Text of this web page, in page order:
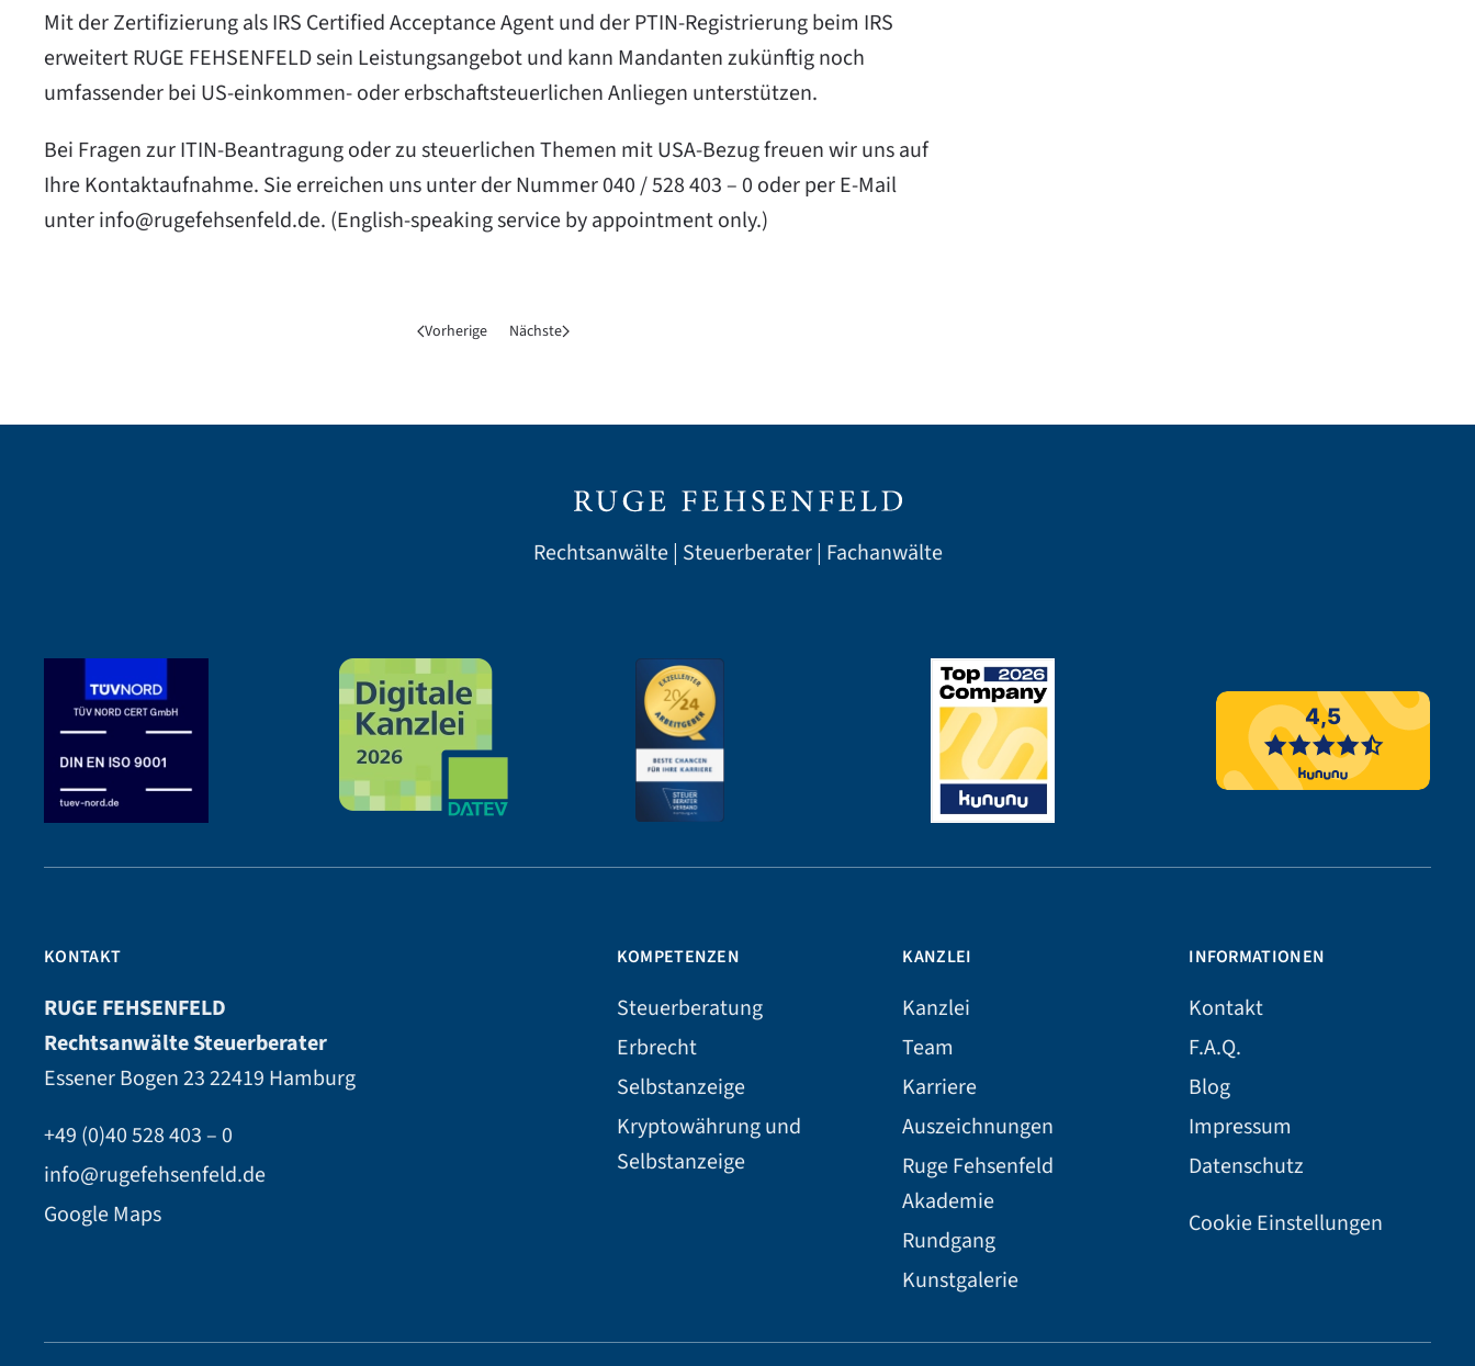
Mit der Zertifizierung als IRS Certified Acceptance Agent und der PTIN-Registrierung beim IRS
erweitert RUGE FEHSENFELD sein Leistungsangebot und kann Mandanten zukünftig noch
umfassender bei US-einkommen- oder erbschaftsteuerlichen Anliegen unterstützen.
Bei Fragen zur ITIN-Beantragung oder zu steuerlichen Themen mit USA-Bezug freuen wir uns auf
Ihre Kontaktaufnahme. Sie erreichen uns unter der Nummer 040 / 528 403 – 0 oder per E-Mail
unterinfo@rugefehsenfeld.de. (English-speaking service by appointment only.)
Vorherige Nächste
Rechtsanwälte | Steuerberater | Fachanwälte
KONTAKT
RUGE FEHSENFELD
Rechtsanwälte Steuerberater
Essener Bogen 2322419 Hamburg
+49 (0)40 528 403 – 0
info@rugefehsenfeld.de
Google Maps
KOMPETENZEN
Steuerberatung
Erbrecht
Selbstanzeige
Kryptowährung und
Selbstanzeige
KANZLEI
Kanzlei
Team
Karriere
Auszeichnungen
Ruge Fehsenfeld
Akademie
Rundgang
Kunstgalerie
INFORMATIONEN
Kontakt
F.A.Q.
Blog
Impressum
Datenschutz
Cookie Einstellungen